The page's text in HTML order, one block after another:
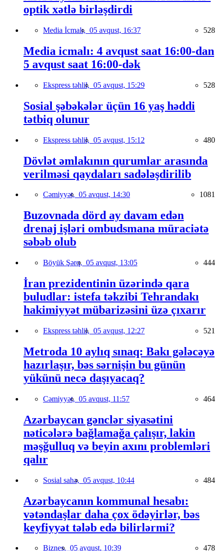
optik xətlə birləşdirdi
Media İcmalı, 05 avqust, 16:37 528
Media icmalı: 4 avqust saat 16:00-dan
5 avqust saat 16:00-dək
Ekspress təhlil, 05 avqust, 15:29 528
Sosial şəbəkələr üçün 16 yaş həddi
tətbiq olunur
Ekspress təhlil, 05 avqust, 15:12 480
Dövlət əmlakının qurumlar arasında
verilməsi qaydaları sadələşdirilib
Cəmiyyət, 05 avqust, 14:30 1081
Buzovnada dörd ay davam edən
drenaj işləri ombudsmana müraciətə
səbəb olub
Böyük Şərq, 05 avqust, 13:05 444
İran prezidentinin üzərində qara
buludlar: istefa təkzibi Tehrandakı
hakimiyyət mübarizəsini üzə çıxarır
Ekspress təhlil, 05 avqust, 12:27 521
Metroda 10 aylıq sınaq: Bakı gələcəyə
hazırlaşır, bəs sərnişin bu günün
yükünü necə daşıyacaq?
Cəmiyyət, 05 avqust, 11:57 464
Azərbaycan gənclər siyasətini
nəticələrə bağlamağa çalışır, lakin
məşğulluq və beyin axını problemləri
qalır
Sosial sahə, 05 avqust, 10:44 484
Azərbaycanın kommunal hesabı:
vətəndaşlar daha çox ödəyirlər, bəs
keyfiyyət tələb edə bilirlərmi?
Biznes, 05 avqust, 10:39 478